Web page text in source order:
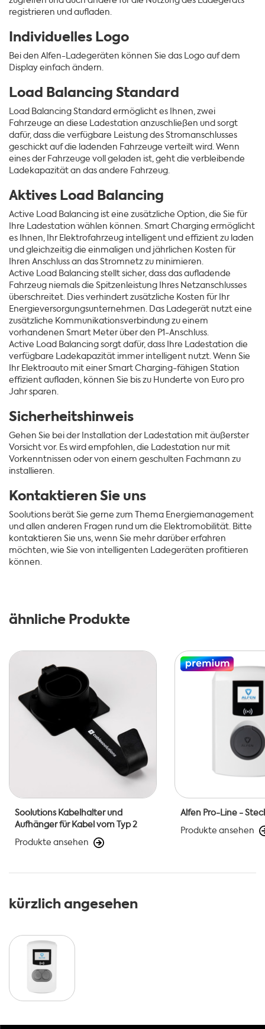
registrieren und aufladen.
Individuelles Logo
Bei den Alfen-Ladegeräten können Sie das Logo auf dem
Display einfach ändern.
Load Balancing Standard
Load Balancing Standard ermöglicht es Ihnen, zwei
Fahrzeuge an diese Ladestation anzuschließen und sorgt
dafür, dass die verfügbare Leistung des Stromanschlusses
geschickt auf die ladenden Fahrzeuge verteilt wird. Wenn
eines der Fahrzeuge voll geladen ist, geht die verbleibende
Ladekapazität an das andere Fahrzeug.
Aktives Load Balancing
Active Load Balancing ist eine zusätzliche Option, die Sie für
Ihre Ladestation wählen können. Smart Charging ermöglicht
es Ihnen, Ihr Elektrofahrzeug intelligent und effizient zu laden
und gleichzeitig die einmaligen und jährlichen Kosten für
Ihren Anschluss an das Stromnetz zu minimieren.
Active Load Balancing stellt sicher, dass das aufladende
Fahrzeug niemals die Spitzenleistung Ihres Netzanschlusses
überschreitet. Dies verhindert zusätzliche Kosten für Ihr
Energieversorgungsunternehmen. Das Ladegerät nutzt eine
zusätzliche Kommunikationsverbindung zu einem
vorhandenen Smart Meter über den P1-Anschluss.
Active Load Balancing sorgt dafür, dass Ihre Ladestation die
verfügbare Ladekapazität immer intelligent nutzt. Wenn Sie
Ihr Elektroauto mit einer Smart Charging-fähigen Station
effizient aufladen, können Sie bis zu Hunderte von Euro pro
Jahr sparen.
Sicherheitshinweis
Gehen Sie bei der Installation der Ladestation mit äußerster
Vorsicht vor. Es wird empfohlen, die Ladestation nur mit
Vorkenntnissen oder von einem geschulten Fachmann zu
installieren.
Kontaktieren Sie uns
Soolutions berät Sie gerne zum Thema Energiemanagement
und allen anderen Fragen rund um die Elektromobilität. Bitte
kontaktieren Sie uns, wenn Sie mehr darüber erfahren
möchten, wie Sie von intelligenten Ladegeräten profitieren
können.
ähnliche Produkte
Soolutions Kabelhalter und
Aufhänger für Kabel vom Typ 2
Produkte ansehen
Alfen Pro-Line -
Produkte ansehen
kürzlich angesehen